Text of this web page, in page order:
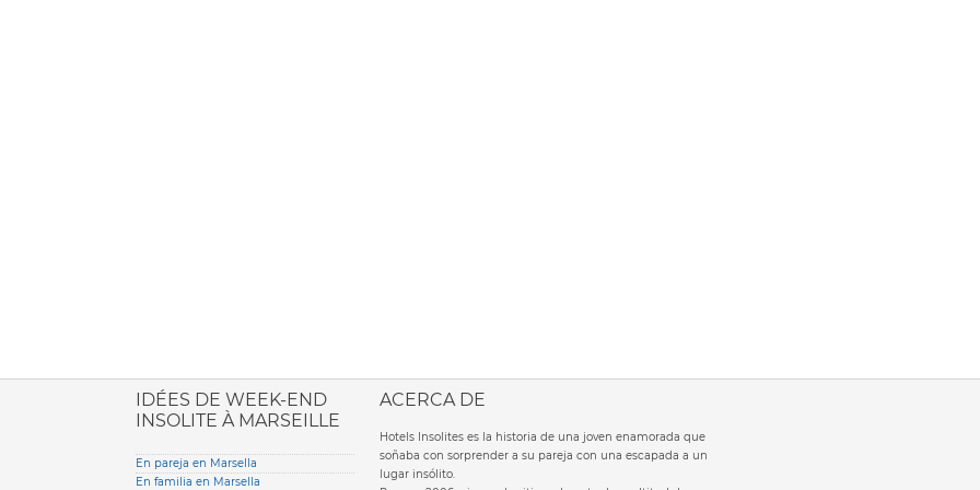
italiana
IDÉES DE WEEK-END
INSOLITE À MARSEILLE
En pareja en Marsella
En familia en Marsella
ACERCA DE
Hotels Insolites es la historia de una joven enamorada que
soñaba con sorprender a su pareja con una escapada a un
lugar insólito.